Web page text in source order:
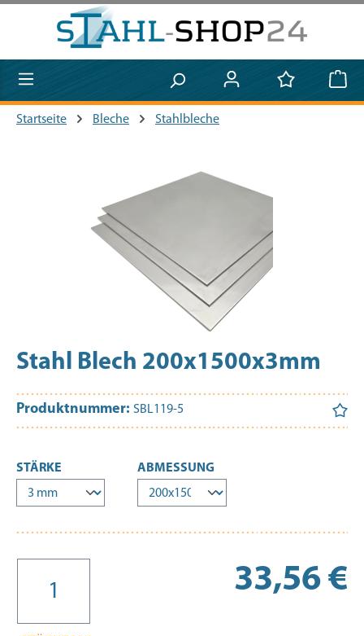
Zum Hauptinhalt springen
Startseite Bleche Stahlbleche
Stahl Blech 200x1500x3mm
Produktnummer: SBL119-5
STÄRKE AUSWÄHLENABMESSUNG
33,56 €